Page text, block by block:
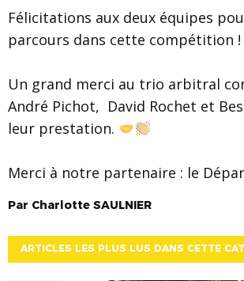
Félicitations aux deux équipes
parcours dans cette compétition !
Un grand merci au trio arbitral
André Pichot, David Rochet et
leur prestation.
Merci à notre partenaire : le
Par Charlotte SAULNIER
ARTICLES LES PLUS LUS DANS CETTE